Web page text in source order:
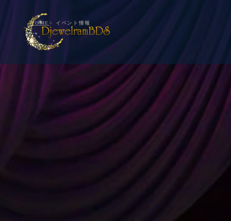
HOME> イベント情報